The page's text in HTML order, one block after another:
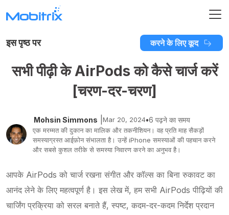
इस पृष्ठ पर करने के लिए कूद
सभी पीढ़ी के AirPods को कैसे चार्ज करें
[चरण-दर-चरण]
Mohsin Simmons Mar 20, 2024•6 पढ़ने का समय
एक मरम्मत की दुकान का मालिक और तकनीशियन। वह प्रति माह सैकड़ों
समस्याग्रस्त आईफ़ोन संभालता है। उन्हें iPhone समस्याओं की पहचान करने
और सबसे कुशल तरीके से समस्या निवारण करने का अनुभव है।
आपके AirPods को चार्ज रखना संगीत और कॉल्स का बिना रुकावट का
आनंद लेने के लिए महत्वपूर्ण है। इस लेख में, हम सभी AirPods पीढ़ियों की
चार्जिंग प्रक्रिया को सरल बनाते हैं, स्पष्ट, कदम-दर-कदम निर्देश प्रदान